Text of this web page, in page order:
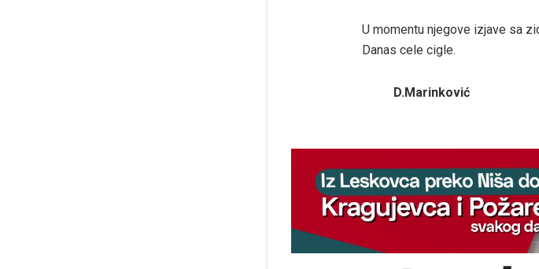
U momentu njegove izjave sa
Danas cele cigle.
D.Marinković